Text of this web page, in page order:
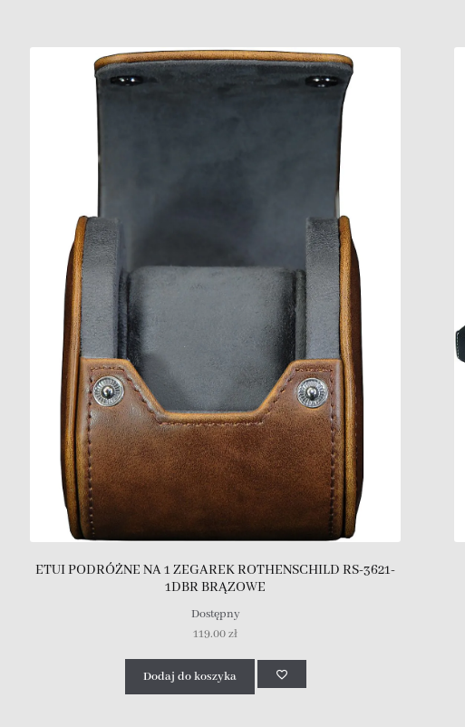
ETUI PODRÓŻNE NA 1 ZEGAREK ROTHENSCHILD RS-3621-
1DBR BRĄZOWE
Dostępny
119.00zł
Dodaj do koszyka